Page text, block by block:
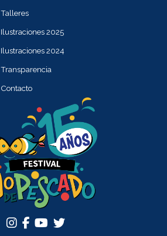
Talleres
Ilustraciones 2025
Ilustraciones 2024
Transparencia
Contacto